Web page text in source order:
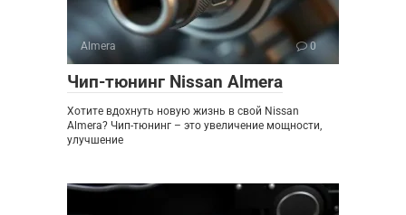
Almera 0
Чип-тюнинг Nissan Almera
Хотите вдохнуть новую жизнь в свой Nissan
Almera? Чип-тюнинг – это увеличение мощности,
улучшение